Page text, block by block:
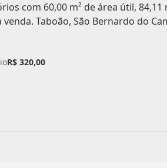
com 60,00 m² de área útil, 84,11
Taboão, São Bernardo do
R$ 320,00